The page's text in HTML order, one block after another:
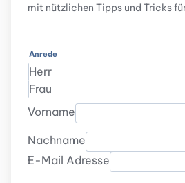
mit nützlichen Tipps und Tricks
Anrede
Herr
Frau
Vorname
Nachname
E-Mail Adresse